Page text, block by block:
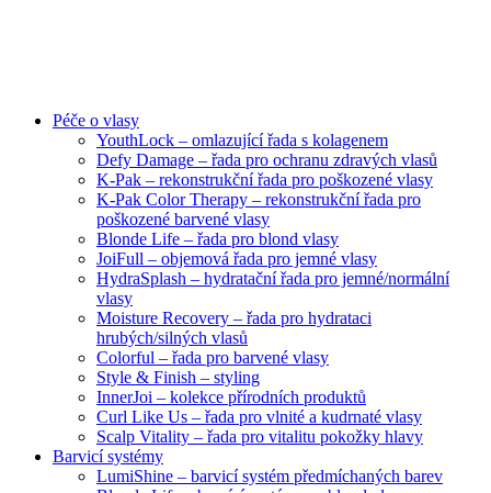
Péče o vlasy
YouthLock – omlazující řada s kolagenem
Defy Damage – řada pro ochranu zdravých vlasů
K-Pak – rekonstrukční řada pro poškozené vlasy
K-Pak Color Therapy – rekonstrukční řada pro
poškozené barvené vlasy
Blonde Life – řada pro blond vlasy
JoiFull – objemová řada pro jemné vlasy
HydraSplash – hydratační řada pro jemné/normální
vlasy
Moisture Recovery – řada pro hydrataci
hrubých/silných vlasů
Colorful – řada pro barvené vlasy
Style & Finish – styling
InnerJoi – kolekce přírodních produktů
Curl Like Us – řada pro vlnité a kudrnaté vlasy
Scalp Vitality – řada pro vitalitu pokožky hlavy
Barvicí systémy
LumiShine – barvicí systém předmíchaných barev